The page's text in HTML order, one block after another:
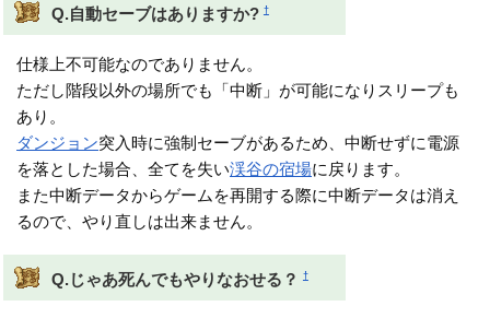
Q.自動セーブはありますか? †
仕様上不可能なのでありません。
ただし階段以外の場所でも「中断」が可能になりスリープも
あり。
ダンジョン突入時に強制セーブがあるため、中断せずに電源
を落とした場合、全てを失い渓谷の宿場に戻ります。
また中断データからゲームを再開する際に中断データは消え
るので、やり直しは出来ません。
Q.じゃあ死んでもやりなおせる？ †